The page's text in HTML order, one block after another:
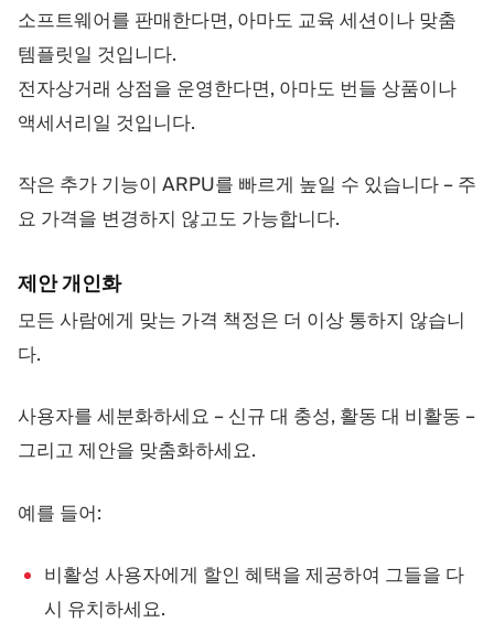
소프트웨어를 판매한다면, 아마도 교육 세션이나 맞춤
템플릿일 것입니다.
전자상거래 상점을 운영한다면, 아마도 번들 상품이나
액세서리일 것입니다.
작은 추가 기능이 ARPU를 빠르게 높일 수 있습니다 – 주
요 가격을 변경하지 않고도 가능합니다.
제안 개인화
모든 사람에게 맞는 가격 책정은 더 이상 통하지 않습니
다.
사용자를 세분화하세요 – 신규 대 충성, 활동 대 비활동 –
그리고 제안을 맞춤화하세요.
예를 들어:
비활성 사용자에게 할인 혜택을 제공하여 그들을 다
시 유치하세요.